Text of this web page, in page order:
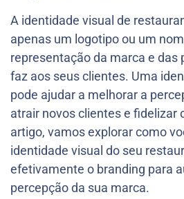
A identidade visual de
apenas um logotipo ou um
representação da marca e das
faz aos seus clientes. Uma
pode ajudar a melhorar a
atrair novos clientes e fidelizar
artigo, vamos explorar como
identidade visual do seu
efetivamente o branding para
percepção da sua marca.